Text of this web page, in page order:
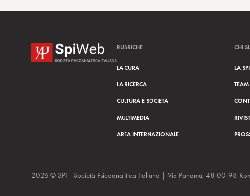
RUBRICHE
LA CURA
LA RICERCA
CULTURA E SOCIETÀ
MULTIMEDIA
AREA INTERNAZIONALE
CHI
LA SPI
TEAM
2026 © SPI - Società Psicoanalitica Italiana | Via Panama, 48 00198